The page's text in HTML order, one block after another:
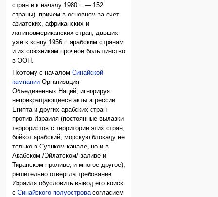
стран и к началу 1980 г. — 152
страны), причем в основном за счет
азиатских, африканских и
латиноамериканских стран, давших
уже к концу 1956 г. арабским странам
и их союзникам прочное большинство
в ООН.
Поэтому с началомСинайской
кампании Организация
Объединенных Наций, игнорируя
непрекращающиеся акты агрессии
Египта и других арабских стран
против Израиля (постоянные вылазки
террористов с территории этих стран,
бойкот арабский, морскую блокаду не
только в Суэцком канале, но и в
Акабском /Эйлатском/ заливе и
Тиранском проливе, и многое другое),
решительно отвергла требование
Израиля обусловить вывод его войск
сСинайского полуостровасогласием